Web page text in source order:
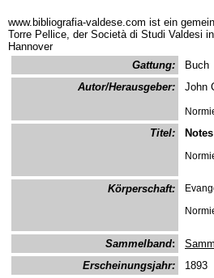
www.bibliografia-valdese.com ist ein
Torre Pellice, der Società di Studi Valdesi
Hannover
Gattung:
Buch
Autor/Herausgeber:
John
Titel:
Körperschaft:
Sammelband:
Erscheinungsjahr:
1893